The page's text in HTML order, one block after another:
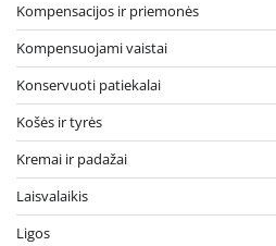
Kompensacijos ir priemonės
Kompensuojami vaistai
Konservuoti patiekalai
Košės ir tyrės
Kremai ir padažai
Laisvalaikis
Ligos